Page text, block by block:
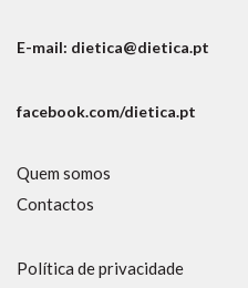
E-mail: dietica@dietica.pt
facebook.com/dietica.pt
Quem somos
Contactos
Política de privacidade